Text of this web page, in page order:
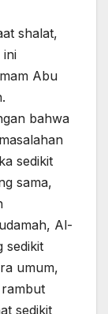
shalat,
ini
Abu
bahwa
sedikit
sama,
Al-
sedikit
umum,
sedikit